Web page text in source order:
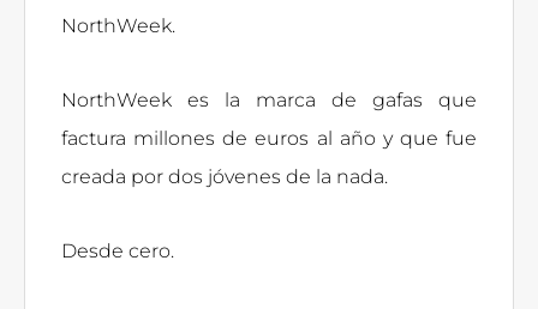
NorthWeek.
NorthWeek es la marca de gafas que
factura millones de euros al año y que fue
creada por dos jóvenes de la nada.
Desde cero.